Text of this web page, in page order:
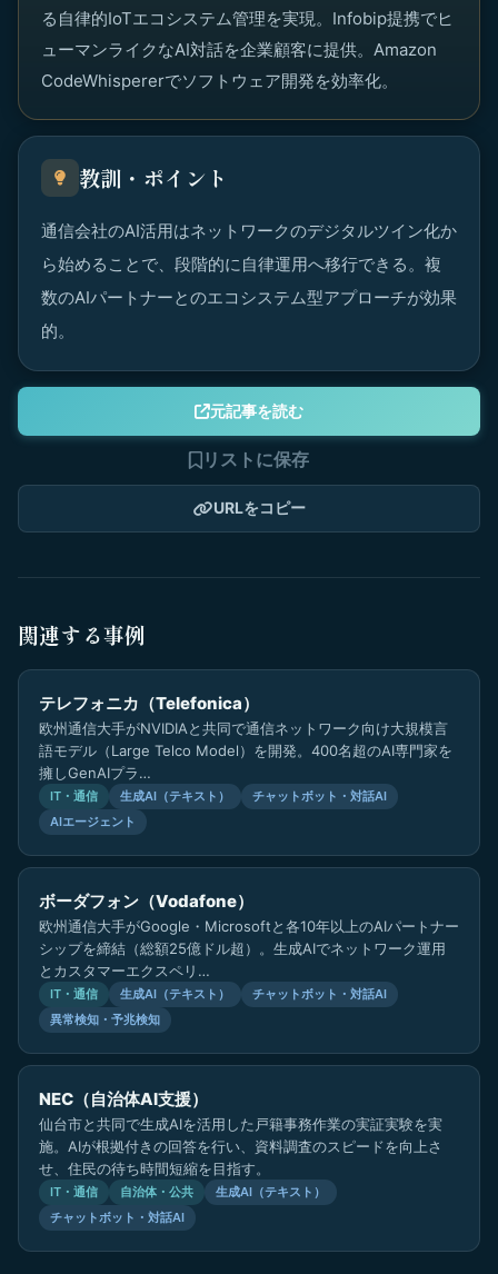
る自律的IoTエコシステム管理を実現。Infobip提携でヒ
ューマンライクなAI対話を企業顧客に提供。Amazon
CodeWhispererでソフトウェア開発を効率化。
教訓・ポイント
通信会社のAI活用はネットワークのデジタルツイン化か
ら始めることで、段階的に自律運用へ移行できる。複
数のAIパートナーとのエコシステム型アプローチが効果
的。
元記事を読む
リストに保存
URLをコピー
関連する事例
テレフォニカ（Telefonica）
欧州通信大手がNVIDIAと共同で通信ネットワーク向け大規模言
語モデル（Large Telco Model）を開発。400名超のAI専門家を
擁しGenAIプラ…
IT・通信 生成AI（テキスト）
チャットボット・対話AI
AIエージェント
ボーダフォン（Vodafone）
欧州通信大手がGoogle・Microsoftと各10年以上のAIパートナー
シップを締結（総額25億ドル超）。生成AIでネットワーク運用
とカスタマーエクスペリ…
IT・通信 生成AI（テキスト）
チャットボット・対話AI
異常検知・予兆検知
NEC（自治体AI支援）
仙台市と共同で生成AIを活用した戸籍事務作業の実証実験を実
施。AIが根拠付きの回答を行い、資料調査のスピードを向上さ
せ、住民の待ち時間短縮を目指す。
IT・通信 自治体・公共
生成AI（テキスト）
チャットボット・対話AI